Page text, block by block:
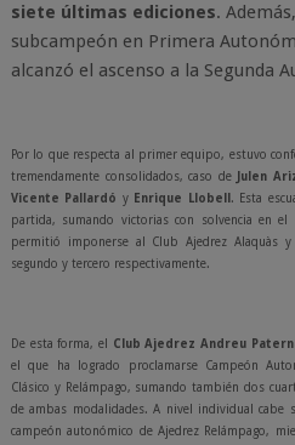
siete últimas ediciones.
subcampeón en Primera
alcanzó el ascenso a la Segunda
Por lo que respecta al primer equipo, estuvo
tremendamente consolidados, caso de
Julen
Vicente Pallardó y Enrique Llobell
. Esta
partida, sumando victorias con solvencia en
permitió imponerse al Club Ajedrez Alaquàs
segundo y tercero respectivamente.
De esta forma, el Club Ajedrez Andreu
el que ha logrado proclamarse Campeón
Clásico y Relámpago, sumando también dos
de ambas modalidades. A nivel individual cabe
campeón autonómico de Ajedrez Relámpago,